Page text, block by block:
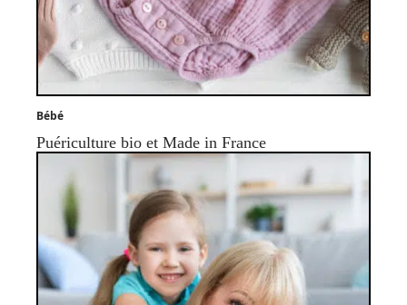
Bébé
Puériculture bio et Made in France